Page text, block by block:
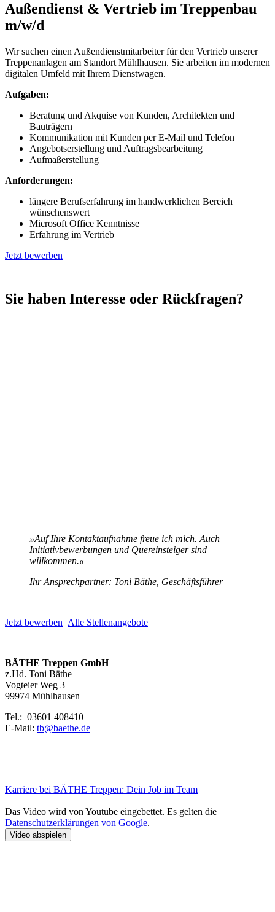
Außendienst & Vertrieb im Treppenbau
m/w/d
Wir suchen einen Außendienstmitarbeiter für den Vertrieb unserer
Treppenanlagen am Standort Mühlhausen. Sie arbeiten im modernen
digitalen Umfeld mit Ihrem Dienstwagen.
Aufgaben:
Beratung und Akquise von Kunden, Architekten und
Bauträgern
Kommunikation mit Kunden per E-Mail und Telefon
Angebotserstellung und Auftragsbearbeitung
Aufmaßerstellung
Anforderungen:
längere Berufserfahrung im handwerklichen Bereich
wünschenswert
Microsoft Office Kenntnisse
Erfahrung im Vertrieb
Jetzt bewerben
Sie haben Interesse oder Rückfragen?
»Auf Ihre Kontaktaufnahme freue ich mich. Auch
Initiativbewerbungen und Quereinsteiger sind
willkommen.«
Ihr Ansprechpartner: Toni Bäthe, Geschäftsführer
Jetzt bewerben Alle Stellenangebote
BÄTHE Treppen GmbH
z.Hd. Toni Bäthe
Vogteier Weg 3
99974 Mühlhausen
Tel.: 03601 408410
E-Mail: tb@baethe.de
Karriere bei BÄTHE Treppen: Dein Job im Team
Das Video wird von Youtube eingebettet. Es gelten die
Datenschutzerklärungen von Google.
Video abspielen